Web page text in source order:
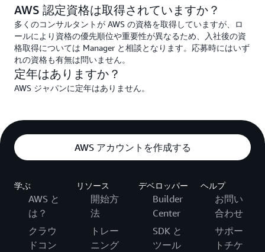
AWS 認定資格は取得されていますか？
多くのコンサルタントが AWS の資格を取得していますが、ロ
ールにより資格の優先順位や重要性が異なるため、入社後の資
格取得については Manager と相談となります。応募時にはいず
れの資格も有無は問いません。
定年はありますか？
AWS ジャパンに定年はありません。
AWS アカウントを作成する
学ぶ
AWS と
は？
クラウ
ドコン
リソース
開始方
法
トレー
ニング
デベロッパー
Builder
Center
SDK と
ツール
ヘルプ
お問い
合わせ
サポー
トチケ